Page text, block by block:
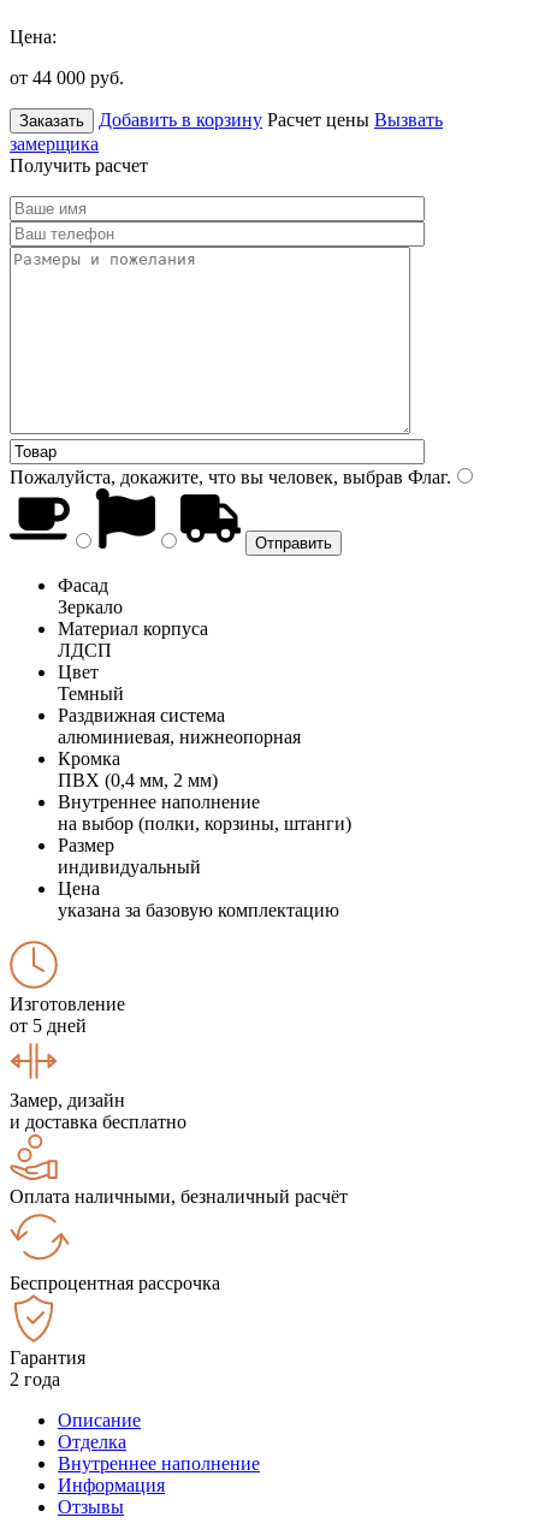
Цена:
от 44 000 руб.
Заказать Добавить в корзину Расчет цены Вызвать
замерщика
Получить расчет
Пожалуйста, докажите, что вы человек, выбрав Флаг.
Фасад
Зеркало
Материал корпуса
ЛДСП
Цвет
Темный
Раздвижная система
алюминиевая, нижнеопорная
Кромка
ПВХ (0,4 мм, 2 мм)
Внутреннее наполнение
на выбор (полки, корзины, штанги)
Размер
индивидуальный
Цена
указана за базовую комплектацию
Изготовление
от 5 дней
Замер, дизайн
и доставка бесплатно
Оплата наличными, безналичный расчёт
Беспроцентная рассрочка
Гарантия
2 года
Описание
Отделка
Внутреннее наполнение
Информация
Отзывы